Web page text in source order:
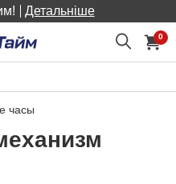
Детальніше
0
часы